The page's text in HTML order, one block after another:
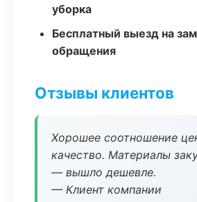
уборка
Бесплатный выезд на
обращения
Отзывы клиентов
Хорошее соотношение
качество. Материалы
— вышло дешевле.
— Клиент компании